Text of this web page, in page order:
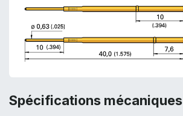
Spécifications mécaniques